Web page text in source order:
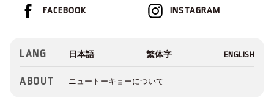
INSTAGRAM
FACEBOOK
LANG
ABOUT ニュートーキョーについて